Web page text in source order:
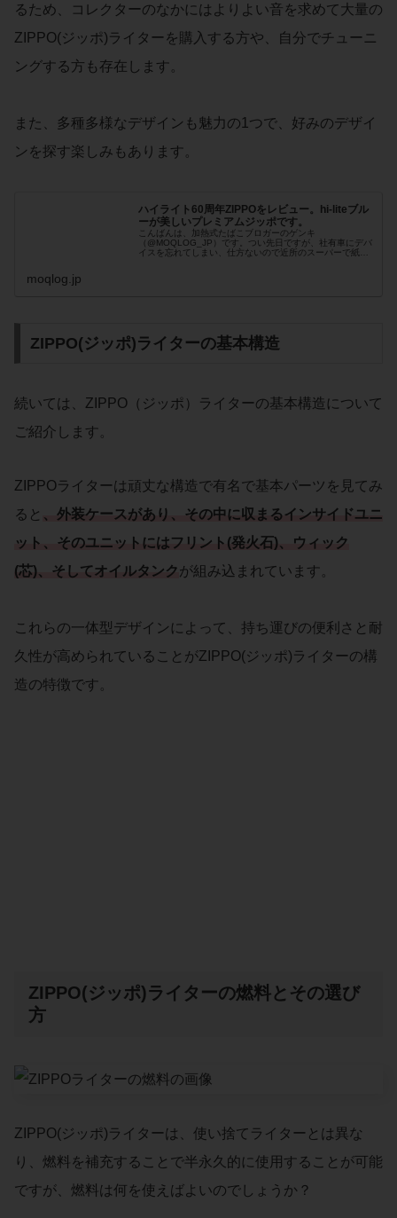
るため、コレクターのなかにはよりよい音を求めて大量の
ZIPPO(ジッポ)ライターを購入する方や、自分でチューニ
ングする方も存在します。
また、多種多様なデザインも魅力の1つで、好みのデザイ
ンを探す楽しみもあります。
ハイライト60周年ZIPPOをレビュー。hi-liteブル
ーが美しいプレミアムジッポです。
こんばんは、加熱式たばこブロガーのゲンキ
（@MOQLOG_JP）です。つい先日ですが、社有車にデバ
イスを忘れてしまい、仕方ないので近所のスーパーで紙巻
moqlog.jp
ZIPPO(ジッポ)ライターの基本構造
続いては、ZIPPO（ジッポ）ライターの基本構造について
ご紹介します。
ZIPPOライターは頑丈な構造で有名で基本パーツを見てみ
ると 、外装ケースがあり、その中に収まるインサイドユニ
ット、そのユニットにはフリント(発火石)、ウィック
(芯)、そしてオイルタンクが組み込まれています。
これらの一体型デザインによって、持ち運びの便利さと耐
久性が高められていることがZIPPO(ジッポ)ライターの構
造の特徴です。
ZIPPO(ジッポ)ライターの燃料とその選び
方
ZIPPO(ジッポ)ライターは、使い捨てライターとは異な
り、燃料を補充することで半永久的に使用することが可能
ですが、燃料は何を使えばよいのでしょうか？